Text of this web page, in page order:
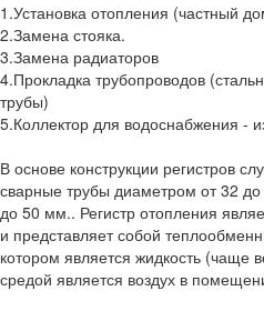
1.Установка отопления (частный
2.Замена стояка.
3.Замена радиаторов
4.Прокладка трубопроводов
трубы)
5.Коллектор для водоснабжения -
В основе конструкции регистров
сварные трубы диаметром от 32
до 50 мм.. Регистр отопления
и представляет собой
котором является жидкость (чаще
средой является воздух в